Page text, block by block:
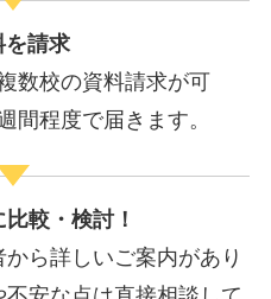
を請求
数校の資料請求が可
間程度で届きます。
較・検討！
ら詳しいご案内があり